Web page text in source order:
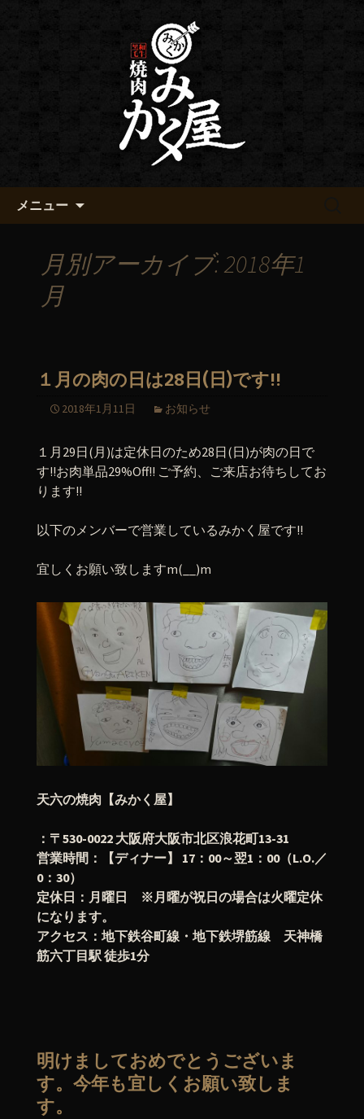
黒毛和牛 みかく屋からのお知
メニュー
月別アーカイブ: 2018年1
月
１月の肉の日は28日(日)です!!
2018年1月11日 お知らせ
１月29日(月)は定休日のため28日(日)が肉の日で
す!!お肉単品29%Off!! ご予約、ご来店お待ちしてお
ります!!
以下のメンバーで営業しているみかく屋です!!
宜しくお願い致しますm(__)m
天六の焼肉【みかく屋】
：〒530-0022 大阪府大阪市北区浪花町13-31
営業時間：【ディナー】 17：00～翌1：00（L.O.／
0：30）
定休日：月曜日 ※月曜が祝日の場合は火曜定休
になります。
アクセス：地下鉄谷町線・地下鉄堺筋線 天神橋
筋六丁目駅 徒歩1分
明けましておめでとうございま
す。今年も宜しくお願い致しま
す。